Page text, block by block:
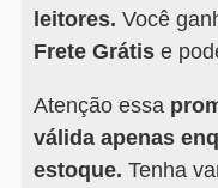
leitores. Você
Frete Grátis e
Atenção essa
válida apenas
estoque. Tenha